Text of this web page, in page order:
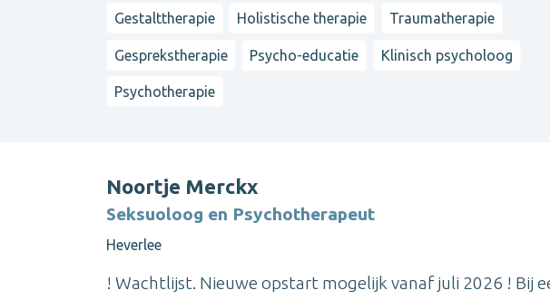
Gestalttherapie Holistische therapie Traumatherapie
Gesprekstherapie Psycho-educatie Klinisch psycholoog
Psychotherapie
Noortje Merckx
Seksuoloog en Psychotherapeut
Heverlee
! Wachtlijst. Nieuwe opstart mogelijk vanaf juli 2026 ! Bij